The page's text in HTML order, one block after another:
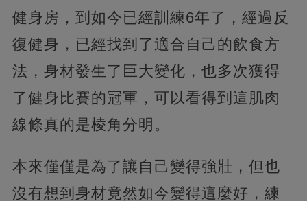
健身房，到如今已經訓練6年了，經過反
復健身，已經找到了適合自己的飲食方
法，身材發生了巨大變化，也多次獲得
了健身比賽的冠軍，可以看得到這肌肉
線條真的是棱角分明。
本來僅僅是為了讓自己變得強壯，但也
沒有想到身材竟然如今變得這麼好，練